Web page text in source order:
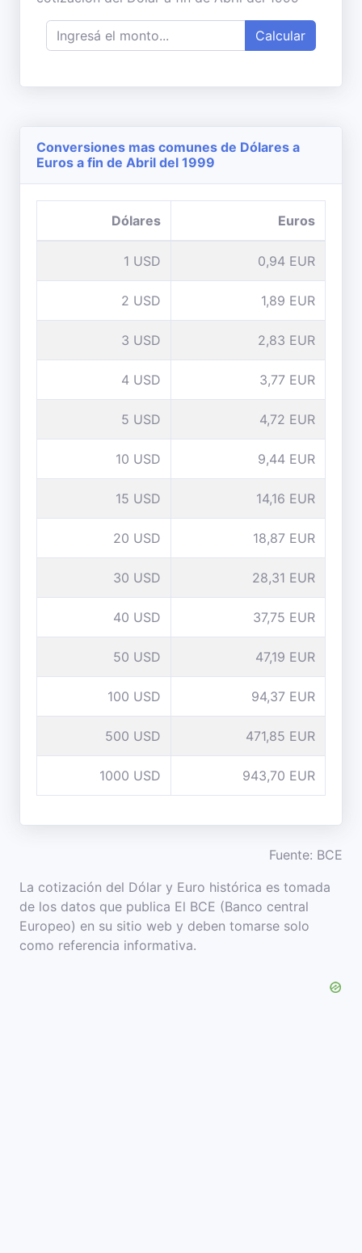
Calcular
Conversiones mas comunes de Dólares a
Euros a fin de Abril del 1999
Dólares Euros
1 USD 0,94 EUR
2 USD 1,89 EUR
3 USD 2,83 EUR
4 USD 3,77 EUR
5 USD 4,72 EUR
10 USD 9,44 EUR
15 USD 14,16 EUR
20 USD 18,87 EUR
30 USD 28,31 EUR
40 USD 37,75 EUR
50 USD 47,19 EUR
100 USD 94,37 EUR
500 USD 471,85 EUR
1000 USD 943,70 EUR
Fuente: BCE
La cotización del Dólar y Euro histórica es tomada
de los datos que publica El BCE (Banco central
Europeo) en su sitio web y deben tomarse solo
como referencia informativa.